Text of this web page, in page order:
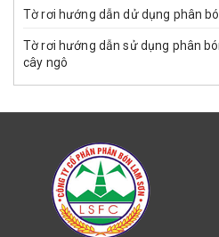
Tờ rơi hướng dẫn dử dụng phân
Tờ rơi hướng dẫn sử dụng phân
cây ngô